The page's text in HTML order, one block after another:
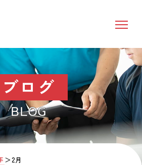
ブログ
BLOG
＞2月